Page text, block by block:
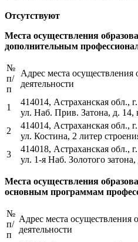
Отсутствуют
Места осуществления
дополнительным
№
п/
п
Адрес места осуществления
деятельности
1
414014, Астраханская обл.,
ул. Наб. Прив. Затона, д.
2
414014, Астраханская обл.,
ул. Костина, 2 литер
3
414018, Астраханская обл.,
ул. 1-я Наб. Золотого затона,
Места осуществления
основным программам
№
п/
п
Адрес места осуществления
деятельности